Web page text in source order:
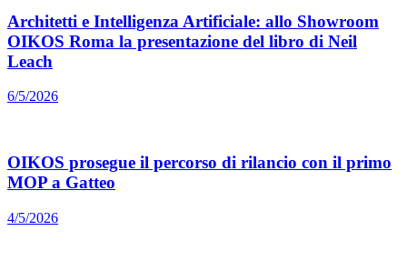
Architetti e Intelligenza Artificiale: allo Showroom
OIKOS Roma la presentazione del libro di Neil
Leach
6/5/2026
OIKOS prosegue il percorso di rilancio con il primo
MOP a Gatteo
4/5/2026